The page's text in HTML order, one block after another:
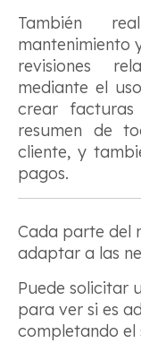
También
mantenimiento
revisiones
mediante el
crear
resumen de
cliente, y
pagos.
Cada parte del
adaptar a las
Puede solicitar
para ver si es
completando el